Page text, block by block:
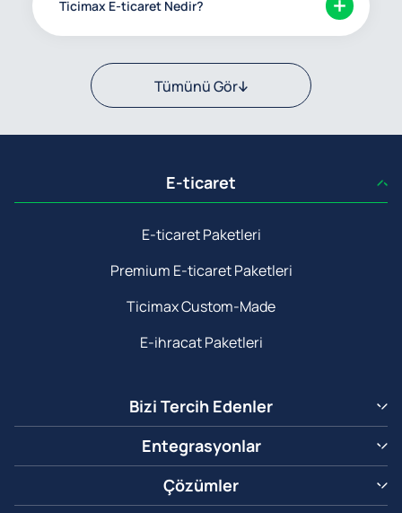
Ticimax E-ticaret Nedir?
Tümünü Gör
E-ticaret
E-ticaret Paketleri
Premium E-ticaret Paketleri
Ticimax Custom-Made
E-ihracat Paketleri
Bizi Tercih Edenler
Entegrasyonlar
Çözümler